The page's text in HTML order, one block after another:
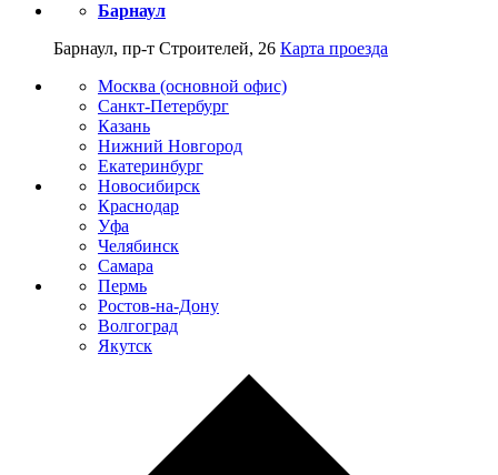
Барнаул
Барнаул, пр-т Строителей, 26 Карта проезда
Москва (основной офис)
Санкт-Петербург
Казань
Нижний Новгород
Екатеринбург
Новосибирск
Краснодар
Уфа
Челябинск
Самара
Пермь
Ростов-на-Дону
Волгоград
Якутск